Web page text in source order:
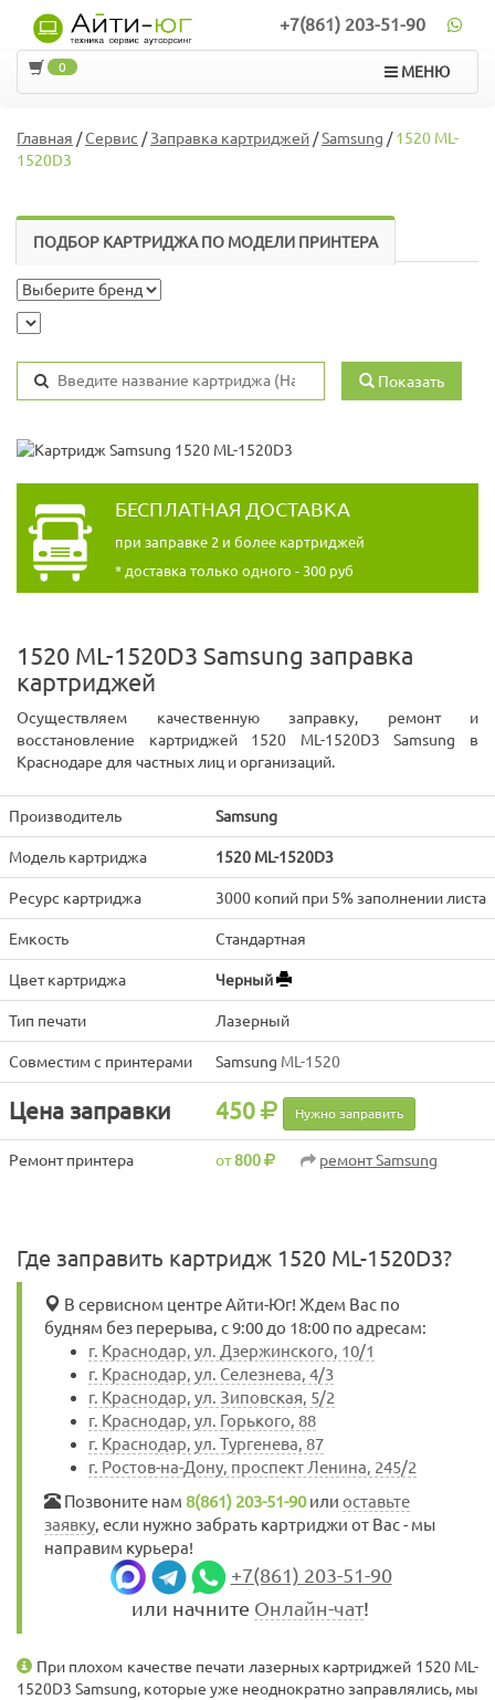
+7(861) 203-51-90
МЕНЮ
0
Главная /Сервис /Заправка картриджей/Samsung /1520 ML-
1520D3
ПОДБОР КАРТРИДЖА ПО МОДЕЛИ ПРИНТЕРА
Показать
БЕСПЛАТНАЯ ДОСТАВКА
при заправке 2 и более картриджей
* доставка только одного - 300 руб
1520 ML-1520D3 Samsung заправка
картриджей
Осуществляем качественную заправку, ремонт и
восстановление картриджей 1520 ML-1520D3 Samsung в
Краснодаре для частных лиц и организаций.
Производитель Samsung
Модель картриджа 1520 ML-1520D3
Ресурс картриджа 3000 копий при 5% заполнении листа
Емкость Стандартная
Цвет картриджа Черный
Тип печати Лазерный
Совместим с принтерами Samsung ML-1520
Цена заправки 450 Нужно заправить
Ремонт принтера от800 ремонт Samsung
Где заправить картридж 1520 ML-1520D3?
В сервисном центре Айти-Юг! Ждем Вас по
будням без перерыва, с 9:00 до 18:00 по адресам:
г. Краснодар, ул. Дзержинского, 10/1
г. Краснодар, ул. Селезнева, 4/3
г. Краснодар, ул. Зиповская, 5/2
г. Краснодар, ул. Горького, 88
г. Краснодар, ул. Тургенева, 87
г. Ростов-на-Дону, проспект Ленина, 245/2
Позвоните нам 8(861) 203-51-90или оставьте
заявку, если нужно забрать картриджи от Вас - мы
направим курьера!
+7(861) 203-51-90
или начните Онлайн-чат!
При плохом качестве печати лазерных картриджей 1520 ML-
1520D3 Samsung, которые уже неоднократно заправлялись, мы